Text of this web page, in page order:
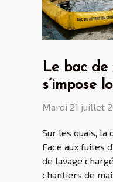
Le bac
s’impose
opérations
Mardi 21 juillet
Sur les quais, la
Face aux fuites
de lavage
chantiers de